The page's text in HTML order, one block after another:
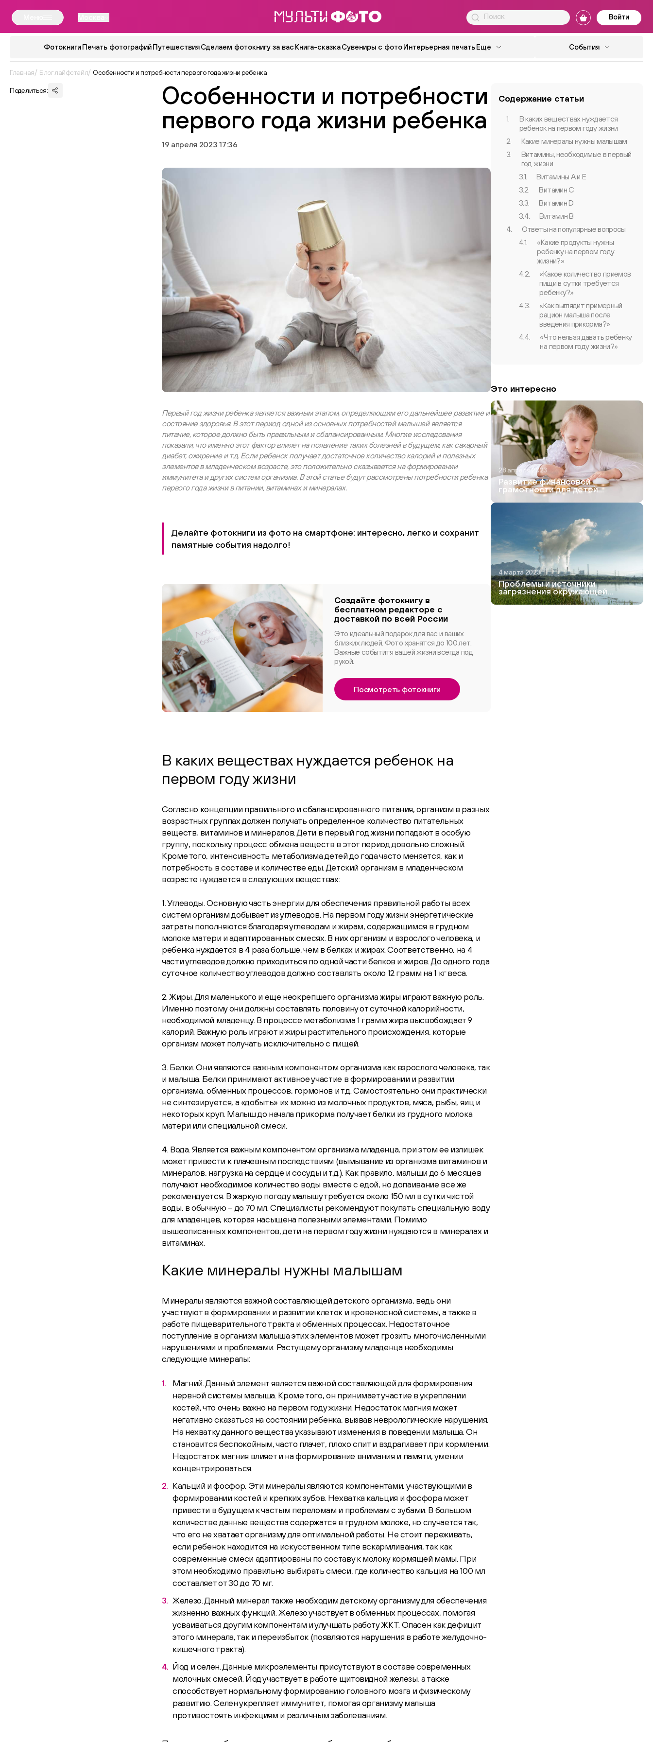
Войти
Фотокниги Печать фотографий Путешествия Сделаем фотокнигу за вас Книга-сказка Сувениры с фото Интерьерная печать Еще События
Главная Блог лайфстайл Особенности и потребности первого года жизни ребенка
Особенности и потребности
первого года жизни ребенка
19 апреля 2023 17:36
Поделиться:
Первый год жизни ребенка является важным этапом, определяющим его дальнейшее развитие и
состояние здоровья. В этот период одной из основных потребностей малышей является
питание, которое должно быть правильным и сбалансированным. Многие исследования
показали, что именно этот фактор влияет на появление таких болезней в будущем, как сахарный
диабет, ожирение и т.д. Если ребенок получает достаточное количество калорий и полезных
элементов в младенческом возрасте, это положительно сказывается на формировании
иммунитета и других систем организма. В этой статье будут рассмотрены потребности ребенка
первого года жизни в питании, витаминах и минералах.
Делайте фотокниги из фото на смартфоне: интересно, легко и сохранит
памятные события надолго!
Создайте фотокнигу в
бесплатном редакторе с
доставкой по всей России
Это идеальный подарок для вас и ваших
близких людей. Фото хранятся до 100 лет.
Важные событитя вашей жизни всегда под
рукой.
Посмотреть фотокниги
В каких веществах нуждается ребенок на
первом году жизни
Согласно концепции правильного и сбалансированного питания, организм в разных
возрастных группах должен получать определенное количество питательных
веществ, витаминов и минералов. Дети в первый год жизни попадают в особую
группу, поскольку процесс обмена веществ в этот период довольно сложный.
Кроме того, интенсивность метаболизма детей до года часто меняется, как и
потребность в составе и количестве еды. Детский организм в младенческом
возрасте нуждается в следующих веществах:
1. Углеводы. Основную часть энергии для обеспечения правильной работы всех
систем организм добывает из углеводов. На первом году жизни энергетические
затраты пополняются благодаря углеводам и жирам, содержащимся в грудном
молоке матери и адаптированных смесях. В них организм и взрослого человека, и
ребенка нуждается в 4 раза больше, чем в белках и жирах. Соответственно, на 4
части углеводов должно приходиться по одной части белков и жиров. До одного года
суточное количество углеводов должно составлять около 12 грамм на 1 кг веса.
2. Жиры. Для маленького и еще неокрепшего организма жиры играют важную роль.
Именно поэтому они должны составлять половину от суточной калорийности,
необходимой младенцу. В процессе метаболизма 1 грамм жира высвобождает 9
калорий. Важную роль играют и жиры растительного происхождения, которые
организм может получать исключительно с пищей.
3. Белки. Они являются важным компонентом организма как взрослого человека, так
и малыша. Белки принимают активное участие в формировании и развитии
организма, обменных процессов, гормонов и т.д. Самостоятельно они практически
не синтезируется, а «добыть» их можно из молочных продуктов, мяса, рыбы, яиц и
некоторых круп. Малыш до начала прикорма получает белки из грудного молока
матери или специальной смеси.
4. Вода. Является важным компонентом организма младенца, при этом ее излишек
может привести к плачевным последствиям (вымывание из организма витаминов и
минералов, нагрузка на сердце и сосуды и т.д.). Как правило, малыши до 6 месяцев
получают необходимое количество воды вместе с едой, но допаивание все же
рекомендуется. В жаркую погоду малышу требуется около 150 мл в сутки чистой
воды, в обычную – до 70 мл. Специалисты рекомендуют покупать специальную воду
для младенцев, которая насыщена полезными элементами. Помимо
вышеописанных компонентов, дети на первом году жизни нуждаются в минералах и
витаминах.
Какие минералы нужны малышам
Минералы являются важной составляющей детского организма, ведь они
участвуют в формировании и развитии клеток и кровеносной системы, а также в
работе пищеварительного тракта и обменных процессах. Недостаточное
поступление в организм малыша этих элементов может грозить многочисленными
нарушениями и проблемами. Растущему организму младенца необходимы
следующие минералы:
Магний. Данный элемент является важной составляющей для формирования
нервной системы малыша. Кроме того, он принимает участие в укреплении
костей, что очень важно на первом году жизни. Недостаток магния может
негативно сказаться на состоянии ребенка, вызвав неврологические нарушения.
На нехватку данного вещества указывают изменения в поведении малыша. Он
становится беспокойным, часто плачет, плохо спит и вздрагивает при кормлении.
Недостаток магния влияет и на формирование внимания и памяти, умении
концентрироваться.
Кальций и фосфор. Эти минералы являются компонентами, участвующими в
формировании костей и крепких зубов. Нехватка кальция и фосфора может
привести в будущем к частым переломам и проблемам с зубами. В большом
количестве данные вещества содержатся в грудном молоке, но случается так,
что его не хватает организму для оптимальной работы. Не стоит переживать,
если ребенок находится на искусственном типе вскармливания, так как
современные смеси адаптированы по составу к молоку кормящей мамы. При
этом необходимо правильно выбирать смеси, где количество кальция на 100 мл
составляет от 30 до 70 мг.
Железо. Данный минерал также необходим детскому организму для обеспечения
жизненно важных функций. Железо участвует в обменных процессах, помогая
усваиваться другим компонентам и улучшать работу ЖКТ. Опасен как дефицит
этого минерала, так и переизбыток (появляются нарушения в работе желудочно-
кишечного тракта).
Йод и селен. Данные микроэлементы присутствуют в составе современных
молочных смесей. Йод участвует в работе щитовидной железы, а также
способствует нормальному формированию головного мозга и физическому
развитию. Селен укрепляет иммунитет, помогая организму малыша
противостоять инфекциям и различным заболеваниям.
Содержание статьи
1.
В каких веществах нуждается
ребенок на первом году жизни
2.
Какие минералы нужны малышам
3.
Витамины, необходимые в первый
год жизни
3.1.
Витамины A и E
3.2.
Витамин C
3.3.
Витамин D
3.4.
Витамин B
4.
Ответы на популярные вопросы
4.1.
«Какие продукты нужны
ребенку на первом году
жизни?»
4.2.
«Какое количество приемов
пищи в сутки требуется
ребенку?»
4.3.
«Как выглядит примерный
рацион малыша после
введения прикорма?»
4.4.
«Что нельзя давать ребенку
на первом году жизни?»
Это интересно
28 апреля 2023
Развитие финансовой
грамотности для детей
дошкольного и школьного
возраста
4 марта 2023
Проблемы и источники
загрязнения окружающей
среды